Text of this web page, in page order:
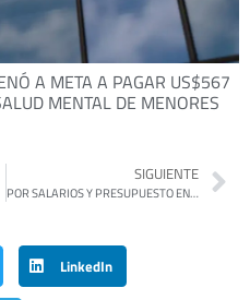
A META A PAGAR US$567
MENTAL DE MENORES
SIGUIENTE
POR SALARIOS Y PRESUPUESTO EN CRISIS, DOCENTES UNIVERSITARIOS PARARÁN UNA SEMANA Y PODRÍA EXTENDERSE
LinkedIn